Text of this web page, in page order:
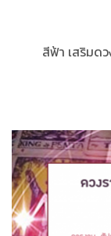
สีฟ้า เสริมด